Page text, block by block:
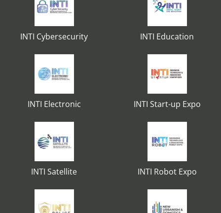
INTI Cybersecurity INTI Education
INTI Electronic INTI Start-up Expo
INTI Satellite INTI Robot Expo